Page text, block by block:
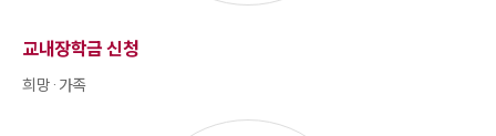
교내장학금 신청
희망 · 가족